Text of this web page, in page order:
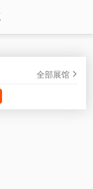
全部展馆